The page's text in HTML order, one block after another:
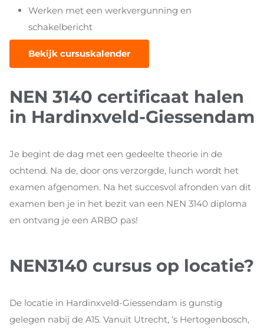
Werken met een werkvergunning en
schakelbericht
Bekijk cursuskalender
NEN 3140 certificaat halen
in Hardinxveld-Giessendam
Je begint de dag met een gedeelte theorie in de
ochtend. Na de, door ons verzorgde, lunch wordt het
examen afgenomen. Na het succesvol afronden van dit
examen ben je in het bezit van een NEN 3140 diploma
en ontvang je een ARBO pas!
NEN3140 cursus op locatie?
De locatie in Hardinxveld-Giessendam is gunstig
gelegen nabij de A15. Vanuit Utrecht, ‘s Hertogenbosch,